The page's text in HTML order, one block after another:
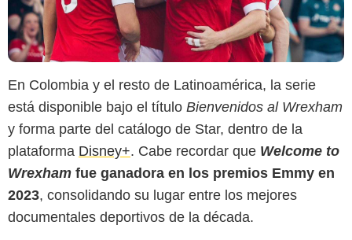
En Colombia y el resto de Latinoamérica, la serie
está disponible bajo el título Bienvenidos al Wrexham
y forma parte del catálogo de Star, dentro de la
plataforma Disney+. Cabe recordar que Welcome to
Wrexham fue ganadora en los premios Emmy en
2023, consolidando su lugar entre los mejores
documentales deportivos de la década.